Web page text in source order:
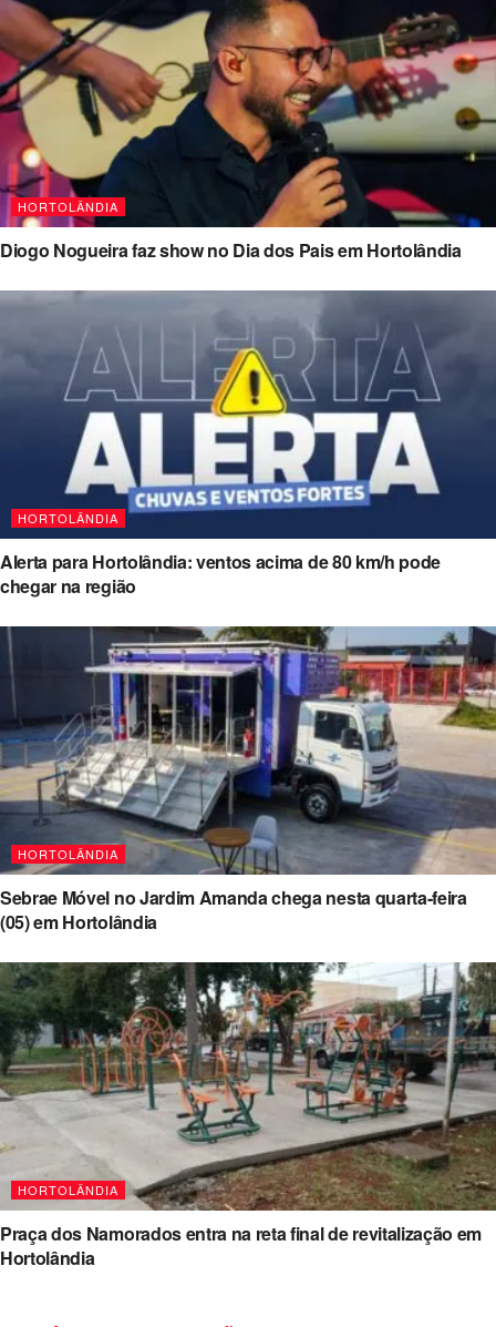
HORTOLÂNDIA
Diogo Nogueira faz show no Dia dos Pais em Hortolândia
HORTOLÂNDIA
Alerta para Hortolândia: ventos acima de 80 km/h pode
chegar na região
HORTOLÂNDIA
Sebrae Móvel no Jardim Amanda chega nesta quarta-feira
(05) em Hortolândia
HORTOLÂNDIA
Praça dos Namorados entra na reta final de revitalização em
Hortolândia